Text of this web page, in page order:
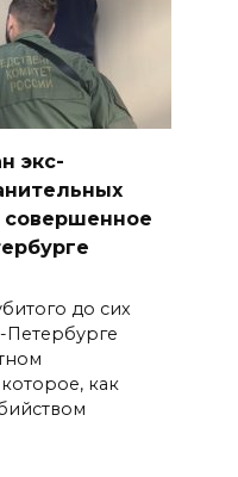
экс-
совершенное
до сих
Петербурге
как